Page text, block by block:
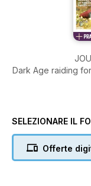
Dark Age raiding
SELEZIONARE IL
Offerte